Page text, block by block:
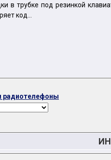
в трубке под резинкой
код...
радиотелефоны